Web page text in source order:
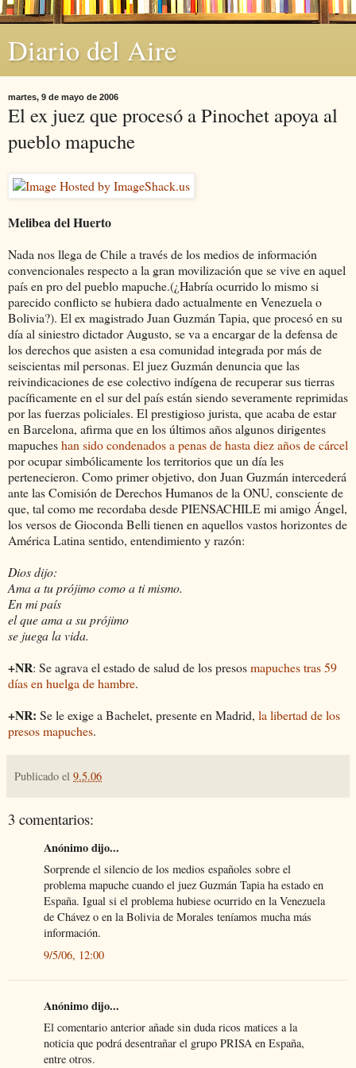
Diario del Aire
martes, 9 de mayo de 2006
El ex juez que procesó a Pinochet apoya al
pueblo mapuche
Melibea del Huerto
Nada nos llega de Chile a través de los medios de información
convencionales respecto a la gran movilización que se vive en aquel
país en pro del pueblo mapuche.(¿Habría ocurrido lo mismo si
parecido conflicto se hubiera dado actualmente en Venezuela o
Bolivia?). El ex magistrado Juan Guzmán Tapia, que procesó en su
día al siniestro dictador Augusto, se va a encargar de la defensa de
los derechos que asisten a esa comunidad integrada por más de
seiscientas mil personas. El juez Guzmán denuncia que las
reivindicaciones de ese colectivo indígena de recuperar sus tierras
pacíficamente en el sur del país están siendo severamente reprimidas
por las fuerzas policiales. El prestigioso jurista, que acaba de estar
en Barcelona, afirma que en los últimos años algunos dirigentes
mapucheshan sido condenados a penas de hasta diez años de cárcel
por ocupar simbólicamente los territorios que un día les
pertenecieron. Como primer objetivo, don Juan Guzmán intercederá
ante las Comisión de Derechos Humanos de la ONU, consciente de
que, tal como me recordaba desde PIENSACHILE mi amigo Ángel,
los versos de Gioconda Belli tienen en aquellos vastos horizontes de
América Latina sentido, entendimiento y razón:
Dios dijo:
Ama a tu prójimo como a ti mismo.
En mi país
el que ama a su prójimo
se juega la vida.
+NR: Se agrava el estado de salud de los presosmapuches tras 59
días en huelga de hambre.
+NR: Se le exige a Bachelet, presente en Madrid, la libertad de los
presos mapuches.
Publicado el 9.5.06
3 comentarios:
Anónimo dijo...
Sorprende el silencio de los medios españoles sobre el
problema mapuche cuando el juez Guzmán Tapia ha estado en
España. Igual si el problema hubiese ocurrido en la Venezuela
de Chávez o en la Bolivia de Morales teníamos mucha más
información.
9/5/06, 12:00
Anónimo dijo...
El comentario anterior añade sin duda ricos matices a la
noticia que podrá desentrañar el grupo PRISA en España,
entre otros.